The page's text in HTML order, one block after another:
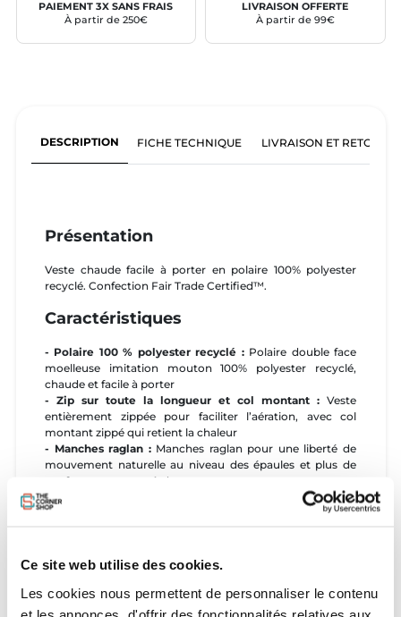
Ce site web utilise des cookies.
Les cookies nous permettent de personnaliser le contenu
et les annonces, d'offrir des fonctionnalités relatives aux
PAIEMENT 3X SANS FRAIS
À partir de 250€
LIVRAISON OFFERTE
À partir de 99€
DESCRIPTION FICHE TECHNIQUE LIVRAISON ET RETOURS
Présentation
Veste chaude facile à porter en polaire 100% polyester
recyclé. Confection Fair Trade Certified™.
Caractéristiques
- Polaire 100 % polyester recyclé : Polaire double face
moelleuse imitation mouton 100% polyester recyclé,
chaude et facile à porter
- Zip sur toute la longueur et col montant : Veste
entièrement zippée pour faciliter l’aération, avec col
montant zippé qui retient la chaleur
- Manches raglan : Manches raglan pour une liberté de
mouvement naturelle au niveau des épaules et plus de
confort sous un sac à dos
- Poches:
Poche poitrine et deux poches chauffe-mains
avec doublure en mesh et zips munis de sangles-tirettes
- Coutures plates : Coutures plates pour réduire le
- Nous soutenons les ouvriers qui fabriquent cet article
Ce modèle est fabriqué dans un atelier Fair Trade